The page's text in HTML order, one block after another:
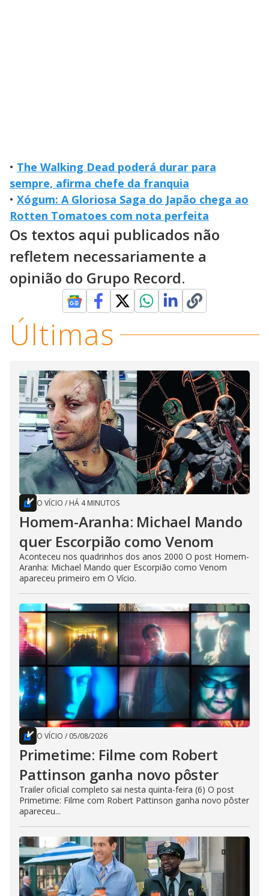
• The Walking Dead poderá durar para
sempre, afirma chefe da franquia
• Xógum: A Gloriosa Saga do Japão chega ao
Rotten Tomatoes com nota perfeita
Os textos aqui publicados não
refletem necessariamente a
opinião do Grupo Record.
Últimas
O VÍCIO / HÁ 4 MINUTOS
Homem-Aranha: Michael Mando
quer Escorpião como Venom
Aconteceu nos quadrinhos dos anos 2000 O post Homem-
Aranha: Michael Mando quer Escorpião como Venom
apareceu primeiro em O Vício.
O VÍCIO / 05/08/2026
Primetime: Filme com Robert
Pattinson ganha novo pôster
Trailer oficial completo sai nesta quinta-feira (6) O post
Primetime: Filme com Robert Pattinson ganha novo pôster
apareceu...